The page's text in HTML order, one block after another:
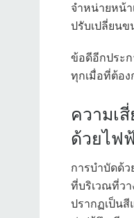
จำหน่ายหน้า
ปรับเปลี่ยน
ข้อดีอีกประ
ทุกเมื่อที่ต้อง
ความเ
ด้วยไฟ
การบำบัดด้ว
ที่บริเวณที่วา
ปรากฏเป็นสี